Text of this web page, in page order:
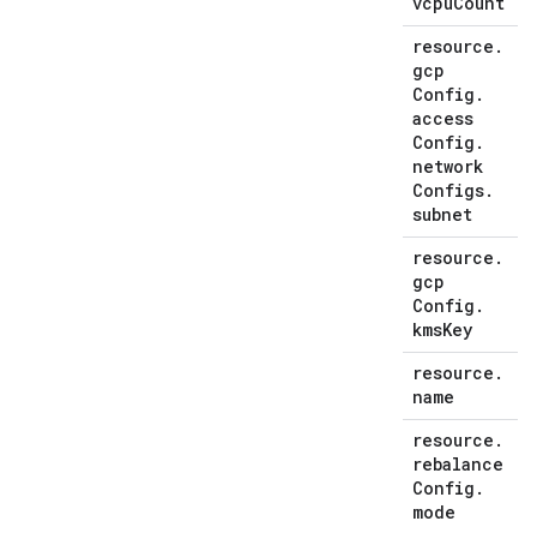
resource .
gcp
Config .
access
Config .
network
Configs.
subnet
resource .
gcp
Config .
kmsKey
resource .
name
resource .
rebalance
Config .
mode